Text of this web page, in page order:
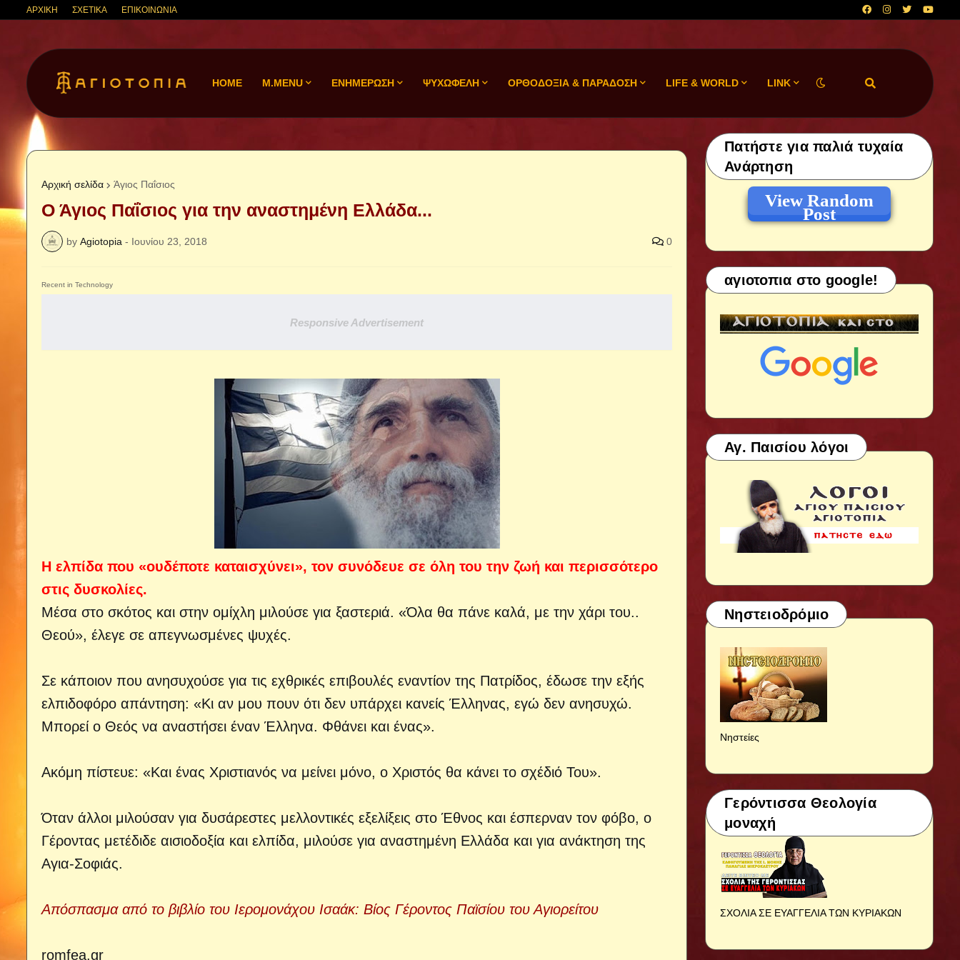
ΑΡΧΙΚΗ ΣΧΕΤΙΚΑ ΕΠΙΚΟΙΝΩΝΙΑ
HOME M.MENU ΕΝΗΜΕΡΩΣΗ ΨΥΧΩΦΕΛΗ ΟΡΘΟΔΟΞΙΑ & ΠΑΡΑΔΟΣΗ LIFE & WORLD LINK
Αρχική σελίδα Άγιος Παΐσιος
Ο Άγιος Παΐσιος για την αναστημένη Ελλάδα...
by Agiotopia - Ιουνίου 23, 2018 0
Recent in Technology
Responsive Advertisement
Η ελπίδα που «ουδέποτε καταισχύνει», τον συνόδευε σε όλη του την ζωή και περισσότερο
στις δυσκολίες.
Μέσα στο σκότος και στην ομίχλη μιλούσε για ξαστεριά. «Όλα θα πάνε καλά, με την χάρι του..
Θεού», έλεγε σε απεγνωσμένες ψυχές.
Σε κάποιον που ανησυχούσε για τις εχθρικές επιβουλές εναντίον της Πατρίδος, έδωσε την εξής
ελπιδοφόρο απάντηση: «Κι αν μου πουν ότι δεν υπάρχει κανείς Έλληνας, εγώ δεν ανησυχώ.
Μπορεί ο Θεός να αναστήσει έναν Έλληνα. Φθάνει και ένας».
Ακόμη πίστευε: «Και ένας Χριστιανός να μείνει μόνο, ο Χριστός θα κάνει το σχέδιό Του».
Όταν άλλοι μιλούσαν για δυσάρεστες μελλοντικές εξελίξεις στο Έθνος και έσπερναν τον φόβο, ο
Γέροντας μετέδιδε αισιοδοξία και ελπίδα, μιλούσε για αναστημένη Ελλάδα και για ανάκτηση της
Αγια-Σοφιάς.
Απόσπασμα από το βιβλίο του Ιερομονάχου Ισαάκ: Βίος Γέροντος Παϊσίου του Αγιορείτου
romfea.gr
Πατήστε για παλιά τυχαία
Ανάρτηση
View Random
Post
αγιοτοπια στο google!
Αγ. Παισίου λόγοι
Νηστειοδρόμιο
Νηστείες
Γερόντισσα Θεολογία
μοναχή
ΣΧΟΛΙΑ ΣΕ ΕΥΑΓΓΕΛΙΑ ΤΩΝ ΚΥΡΙΑΚΩΝ